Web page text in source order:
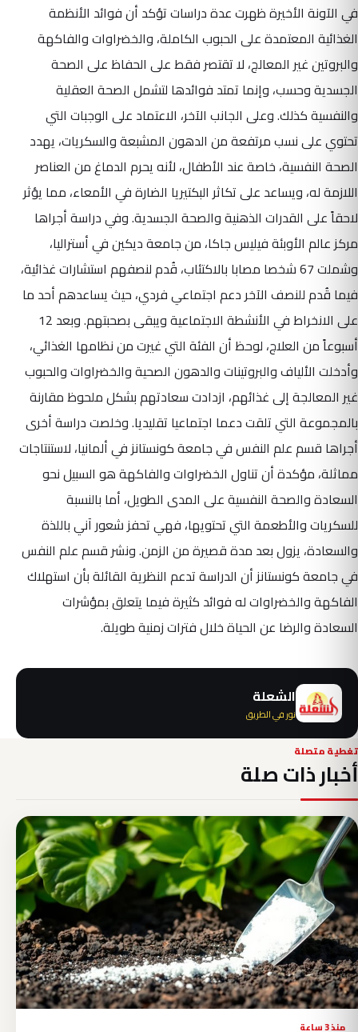
في الآونة الأخيرة ظهرت عدة دراسات تؤكد أن فوائد الأنظمة
الغذائية المعتمدة على الحبوب الكاملة، والخضراوات والفاكهة
والبروتين غير المعالج، لا تقتصر فقط على الحفاظ على الصحة
الجسدية وحسب، وإنما تمتد فوائدها لتشمل الصحة العقلية
والنفسية كذلك. وعلى الجانب الآخر، الاعتماد على الوجبات التي
تحتوي على نسب مرتفعة من الدهون المشبعة والسكريات، يهدد
الصحة النفسية، خاصة عند الأطفال، لأنه يحرم الدماغ من العناصر
اللازمة له، ويساعد على تكاثر البكتيريا الضارة في الأمعاء، مما يؤثر
لاحقاً على القدرات الذهنية والصحة الجسدية. وفي دراسة أجراها
مركز عالم الأوبئة فيليس جاكا، من جامعة ديكين في أستراليا،
وشملت 67 شخصا مصابا بالاكتئاب، قُدم لنصفهم استشارات غذائية،
فيما قُدم للنصف الآخر دعم اجتماعي فردي، حيث يساعدهم أحد ما
على الانخراط في الأنشطة الاجتماعية ويبقى بصحبتهم. وبعد 12
أسبوعاً من العلاج، لوحظ أن الفئة التي غيرت من نظامها الغذائي،
وأدخلت الألياف والبروتينات والدهون الصحية والخضراوات والحبوب
غير المعالجة إلى غذائهم، ازدادت سعادتهم بشكل ملحوظ مقارنة
بالمجموعة التي تلقت دعما اجتماعيا تقليديا. وخلصت دراسة أخرى
أجراها قسم علم النفس في جامعة كونستانز في ألمانيا، لاستنتاجات
مماثلة، مؤكدة أن تناول الخضراوات والفاكهة هو السبيل نحو
السعادة والصحة النفسية على المدى الطويل، أما بالنسبة
للسكريات والأطعمة التي تحتويها، فهي تحفز شعور آني باللذة
والسعادة، يزول بعد مدة قصيرة من الزمن. ونشر قسم علم النفس
في جامعة كونستانز أن الدراسة تدعم النظرية القائلة بأن استهلاك
الفاكهة والخضراوات له فوائد كثيرة فيما يتعلق بمؤشرات
السعادة والرضا عن الحياة خلال فترات زمنية طويلة.
الشعلة
نور في الطريق
تغطية متصلة
أخبار ذات صلة
منذ 3 ساعة